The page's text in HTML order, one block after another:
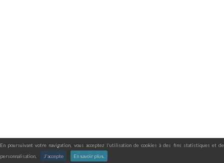
En poursuivant votre navigation, vous acceptez l'utilisation de cookies à des fins statistiques et de
personnalisation.
J'accepte En savoir plus.